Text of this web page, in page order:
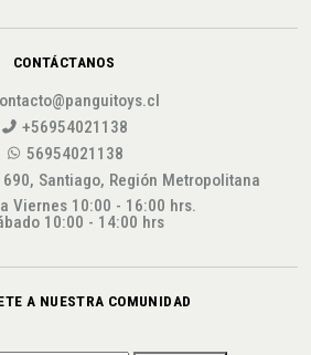
CONTÁCTANOS
+56954021138
56954021138
Santiago, Región Metropolitana
Viernes 10:00 - 16:00 hrs.
10:00 - 14:00 hrs
A NUESTRA COMUNIDAD